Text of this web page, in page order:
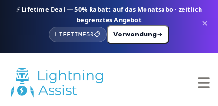
⚡ Lifetime Deal — 50% Rabatt auf das Monatsabo · zeitlich
begrenztes Angebot
LIFETIME50📋 Verwendung→
×